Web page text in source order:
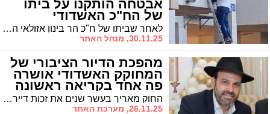
אבטחה הותקנו על ביתו
של הח"כ האשדודי
לאחר שביתו של ח"כ הר בינון אזולאי הפך ליעד אסטרטגי מבחינתם של בחורי 'הפלג הירושלמי' שמפגינים במקום אחת לכמה ימים, הותקנו היום מצלמות אבטחה סביב הבניין כחלק מתיגבור האבטחה
30.11.25, מנהל האתר
מהפכת הדיור הציבורי של
המחוקק האשדודי אושרה
פה אחד בקריאה ראשונה
החוק מאריך בעשר שנים את זכות דיירי הדיור הציבורי לרכוש את דירותיהם בהקלות משמעותיות במחיר ובתנאים
26.11.25, מערכת האתר